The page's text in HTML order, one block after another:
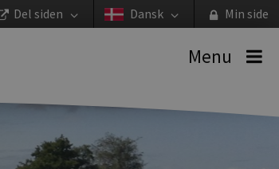
Min side
Dansk
Del siden
Menu